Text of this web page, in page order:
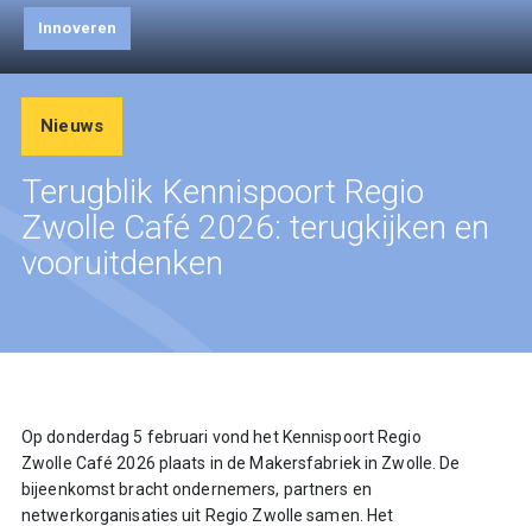
Innoveren
Nieuws
Terugblik Kennispoort Regio
Zwolle Café 2026: terugkijken en
vooruitdenken
Op donderdag 5 februari vond het Kennispoort Regio
Zwolle Café 2026 plaats in de Makersfabriek in Zwolle. De
bijeenkomst bracht ondernemers, partners en
netwerkorganisaties uit Regio Zwolle samen. Het